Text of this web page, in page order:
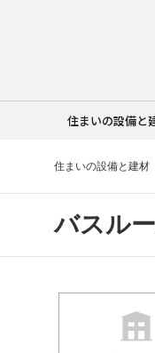
住まいの設備と
住まいの設備と建材
バスル